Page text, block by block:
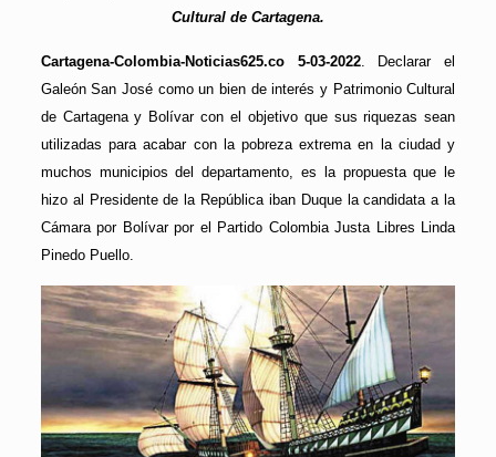
Cultural de Cartagena.
Cartagena-Colombia-Noticias625.co 5-03-2022. Declarar el
Galeón San José como un bien de interés y Patrimonio Cultural
de Cartagena y Bolívar con el objetivo que sus riquezas sean
utilizadas para acabar con la pobreza extrema en la ciudad y
muchos municipios del departamento, es la propuesta que le
hizo al Presidente de la República iban Duque la candidata a la
Cámara por Bolívar por el Partido Colombia Justa Libres Linda
Pinedo Puello.